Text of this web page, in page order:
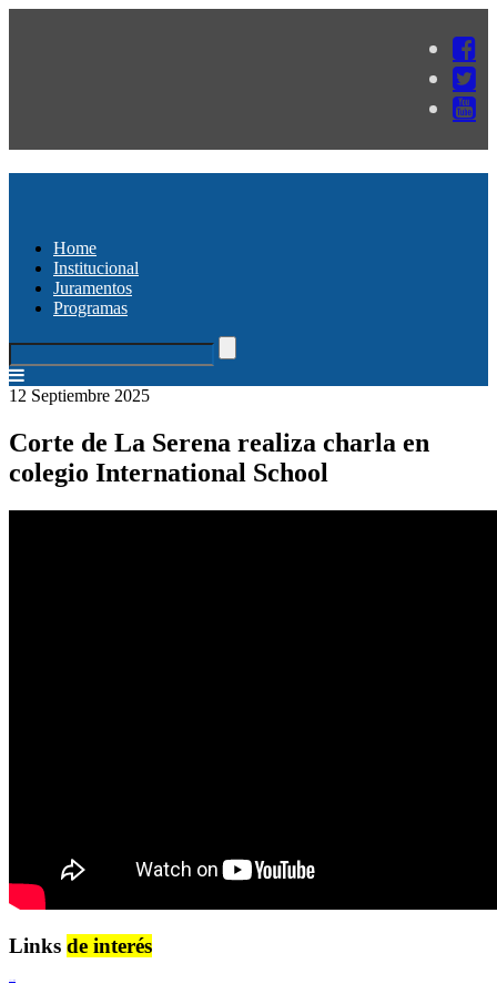
Home
Institucional
Juramentos
Programas
12 Septiembre 2025
Corte de La Serena realiza charla en
colegio International School
Links de interés